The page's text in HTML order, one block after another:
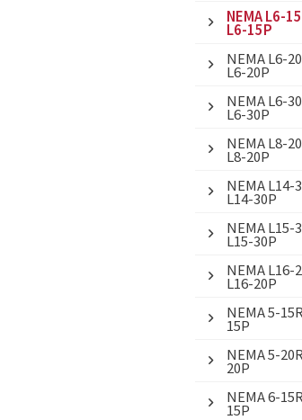
NEMA L6-
L6-15P
NEMA L6-
L6-20P
NEMA L6-
L6-30P
NEMA L8-
L8-20P
NEMA L14-
L14-30P
NEMA L15-
L15-30P
NEMA L16-
L16-20P
NEMA 5-
15P
NEMA 5-
20P
NEMA 6-
15P